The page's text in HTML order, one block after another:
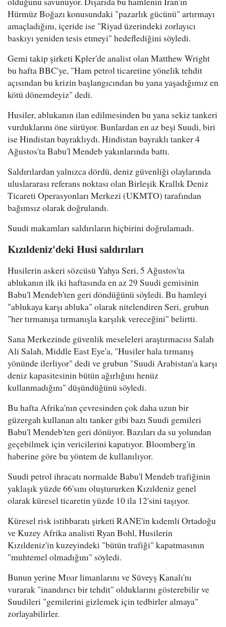
Hürmüz Boğazı konusundaki "pazarlık gücünü" artırmayı
amaçladığını, içeride ise "Riyad üzerindeki zorlayıcı
baskıyı yeniden tesis etmeyi" hedeflediğini söyledi.
Gemi takip şirketi Kpler'de analist olan Matthew Wright
bu hafta BBC'ye, "Ham petrol ticaretine yönelik tehdit
açısından bu krizin başlangıcından bu yana yaşadığımız en
kötü dönemdeyiz" dedi.
Husiler, ablukanın ilan edilmesinden bu yana sekiz tankeri
vurduklarını öne sürüyor. Bunlardan en az beşi Suudi, biri
ise Hindistan bayraklıydı. Hindistan bayraklı tanker 4
Ağustos'ta Babu'l Mendeb yakınlarında battı.
Saldırılardan yalnızca dördü, deniz güvenliği olaylarında
uluslararası referans noktası olan Birleşik Krallık Deniz
Ticareti Operasyonları Merkezi (UKMTO) tarafından
bağımsız olarak doğrulandı.
Suudi makamları saldırıların hiçbirini doğrulamadı.
Kızıldeniz'deki Husi saldırıları
Husilerin askeri sözcüsü Yahya Seri, 5 Ağustos'ta
ablukanın ilk iki haftasında en az 29 Suudi gemisinin
Babu'l Mendeb'ten geri döndüğünü söyledi. Bu hamleyi
"ablukaya karşı abluka" olarak nitelendiren Seri, grubun
"her tırmanışa tırmanışla karşılık vereceğini" belirtti.
Sana Merkezinde güvenlik meseleleri araştırmacısı Salah
Ali Salah, Middle East Eye'a, "Husiler hala tırmanış
yönünde ilerliyor" dedi ve grubun "Suudi Arabistan'a karşı
deniz kapasitesinin bütün ağırlığını henüz
kullanmadığını" düşündüğünü söyledi.
Bu hafta Afrika'nın çevresinden çok daha uzun bir
güzergah kullanan altı tanker gibi bazı Suudi gemileri
Babu'l Mendeb'ten geri dönüyor. Bazıları da su yolundan
geçebilmek için vericilerini kapatıyor. Bloomberg'in
haberine göre bu yöntem de kullanılıyor.
Suudi petrol ihracatı normalde Babu'l Mendeb trafiğinin
yaklaşık yüzde 66'sını oluştururken Kızıldeniz genel
olarak küresel ticaretin yüzde 10 ila 12'sini taşıyor.
Küresel risk istihbaratı şirketi RANE'in kıdemli Ortadoğu
ve Kuzey Afrika analisti Ryan Bohl, Husilerin
Kızıldeniz'in kuzeyindeki "bütün trafiği" kapatmasının
"muhtemel olmadığını" söyledi.
Bunun yerine Mısır limanlarını ve Süveyş Kanalı'nı
vurarak "inandırıcı bir tehdit" olduklarını gösterebilir ve
Suudileri "gemilerini gizlemek için tedbirler almaya"
zorlayabilirler.